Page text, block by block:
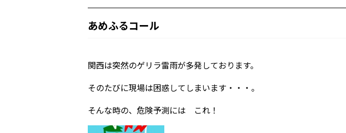
あめふるコール
関西は突然のゲリラ雷雨が多発しております。
そのたびに現場は困惑してしまいます・・・。
そんな時の、危険予測には これ！